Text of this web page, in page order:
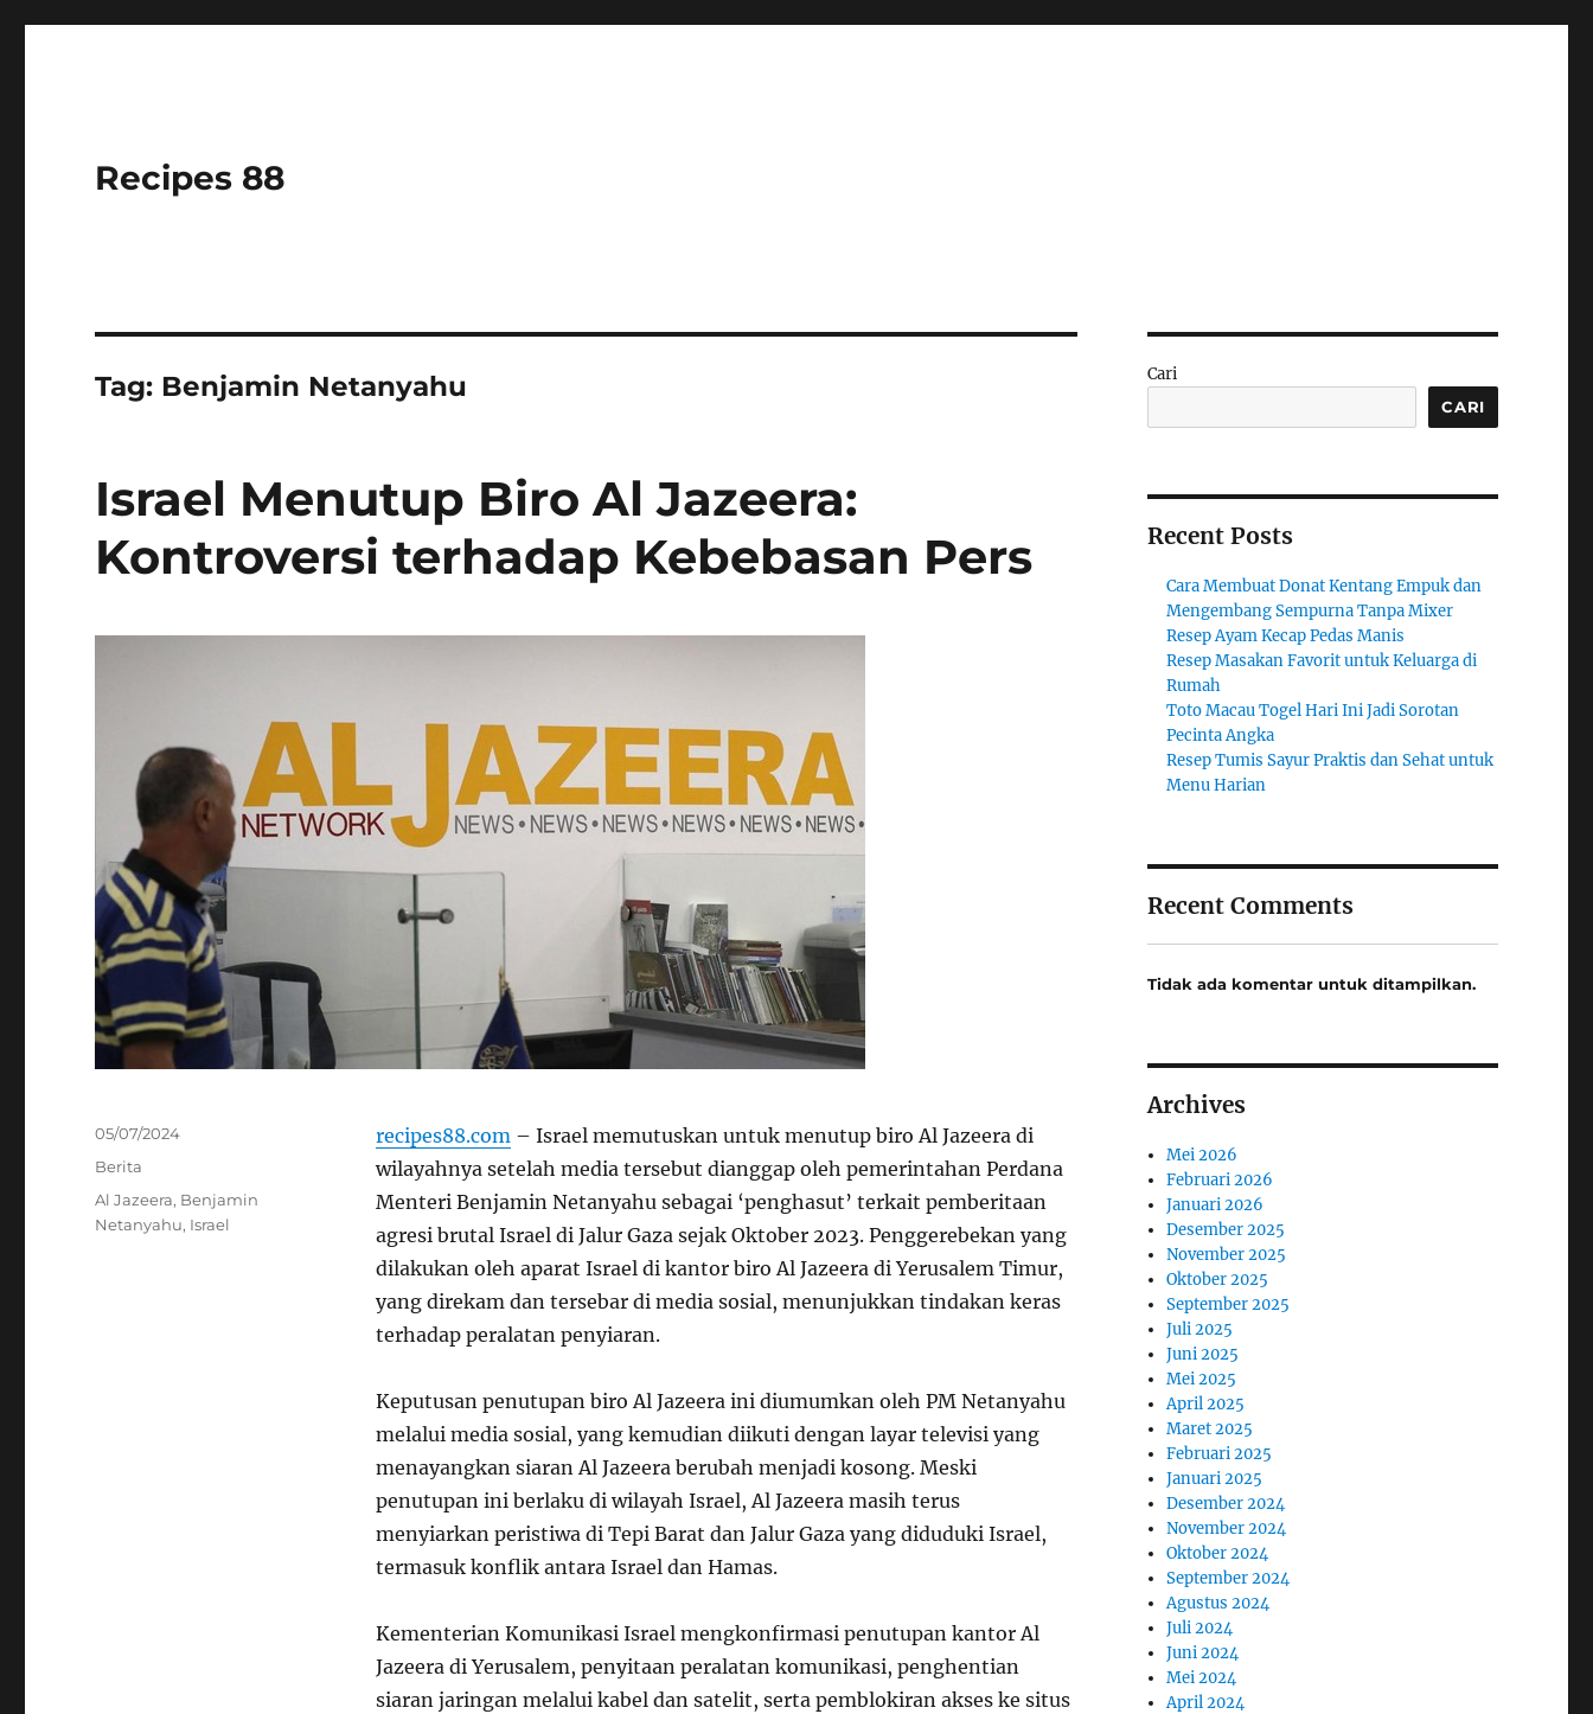
Recipes 88
Tag: Benjamin Netanyahu
Israel Menutup Biro Al Jazeera:
Kontroversi terhadap Kebebasan Pers
recipes88.com – Israel memutuskan untuk menutup biro Al Jazeera di
wilayahnya setelah media tersebut dianggap oleh pemerintahan Perdana
Menteri Benjamin Netanyahu sebagai ‘penghasut’ terkait pemberitaan
agresi brutal Israel di Jalur Gaza sejak Oktober 2023. Penggerebekan yang
dilakukan oleh aparat Israel di kantor biro Al Jazeera di Yerusalem Timur,
yang direkam dan tersebar di media sosial, menunjukkan tindakan keras
terhadap peralatan penyiaran.
Keputusan penutupan biro Al Jazeera ini diumumkan oleh PM Netanyahu
melalui media sosial, yang kemudian diikuti dengan layar televisi yang
menayangkan siaran Al Jazeera berubah menjadi kosong. Meski
penutupan ini berlaku di wilayah Israel, Al Jazeera masih terus
menyiarkan peristiwa di Tepi Barat dan Jalur Gaza yang diduduki Israel,
termasuk konflik antara Israel dan Hamas.
Kementerian Komunikasi Israel mengkonfirmasi penutupan kantor Al
Jazeera di Yerusalem, penyitaan peralatan komunikasi, penghentian
siaran jaringan melalui kabel dan satelit, serta pemblokiran akses ke situs
Posted
05/07/2024
Categories
Berita
Tags
Al Jazeera, Benjamin
Netanyahu, Israel
Cari
CARI
Recent Posts
Cara Membuat Donat Kentang Empuk dan
Mengembang Sempurna Tanpa Mixer
Resep Ayam Kecap Pedas Manis
Resep Masakan Favorit untuk Keluarga di
Rumah
Toto Macau Togel Hari Ini Jadi Sorotan
Pecinta Angka
Resep Tumis Sayur Praktis dan Sehat untuk
Menu Harian
Recent Comments
Tidak ada komentar untuk ditampilkan.
Archives
Mei 2026
Februari 2026
Januari 2026
Desember 2025
November 2025
Oktober 2025
September 2025
Juli 2025
Juni 2025
Mei 2025
April 2025
Maret 2025
Februari 2025
Januari 2025
Desember 2024
November 2024
Oktober 2024
September 2024
Agustus 2024
Juli 2024
Juni 2024
Mei 2024
April 2024